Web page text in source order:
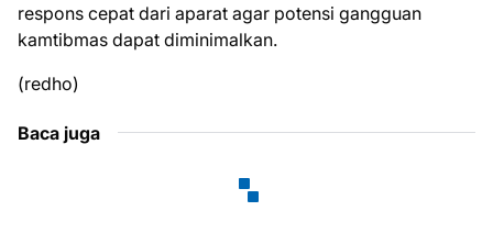
respons cepat dari aparat agar potensi gangguan
kamtibmas dapat diminimalkan.
(redho)
Baca juga